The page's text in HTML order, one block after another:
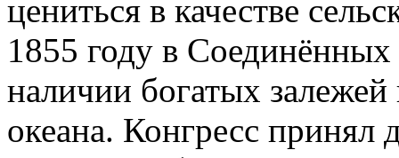
цениться в качестве
1855 году в
наличии богатых
океана. Конгресс принял